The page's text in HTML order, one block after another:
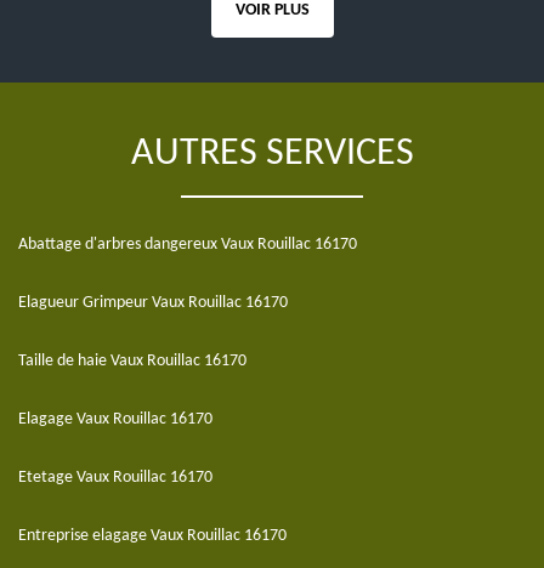
VOIR PLUS
AUTRES SERVICES
Abattage d'arbres dangereux Vaux Rouillac 16170
Elagueur Grimpeur Vaux Rouillac 16170
Taille de haie Vaux Rouillac 16170
Elagage Vaux Rouillac 16170
Etetage Vaux Rouillac 16170
Entreprise elagage Vaux Rouillac 16170